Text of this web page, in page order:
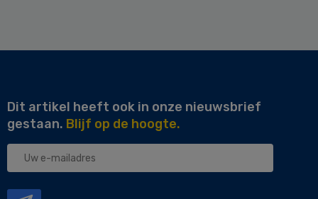
Dit artikel heeft ook in onze nieuwsbrief
gestaan. Blijf op de hoogte.
Uw